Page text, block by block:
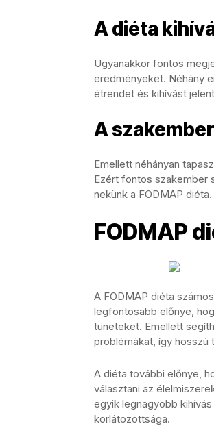
A diéta
Ugyanakkor fontos
eredményeket. Néhány
étrendet és kihívást
A
Emellett néhányan
Ezért fontos szakember
nekünk a FODMAP diéta.
FODMAP
A FODMAP diéta
legfontosabb előnye,
tüneteket. Emellett
problémákat, így hosszú
A diéta további előnye,
választani az
egyik legnagyobb
korlátozottsága.